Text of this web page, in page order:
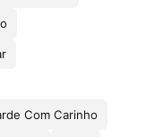
Com Carinho